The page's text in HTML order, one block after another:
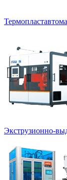
Экструзионно-